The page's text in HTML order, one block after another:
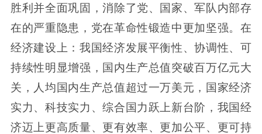
胜利并全面巩固，消除了党、国家、军队内部存
在的严重隐患，党在革命性锻造中更加坚强。在
经济建设上：我国经济发展平衡性、协调性、可
持续性明显增强，国内生产总值突破百万亿元大
关，人均国内生产总值超过一万美元，国家经济
实力、科技实力、综合国力跃上新台阶，我国经
济迈上更高质量、更有效率、更加公平、更可持